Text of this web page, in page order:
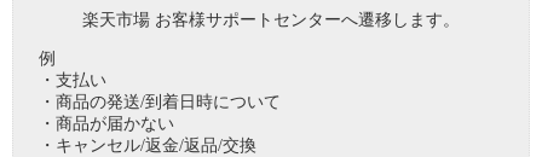
楽天市場 お客様サポートセンターへ遷移します。
例
・支払い
・商品の発送/到着日時について
・商品が届かない
・キャンセル/返金/返品/交換